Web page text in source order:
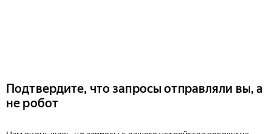
Подтвердите, что запросы отправляли вы, а
не робот